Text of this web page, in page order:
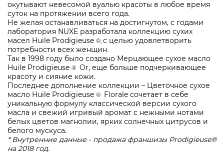
окутывают невесомой вуалью красоты в любое время
суток на протяжении всего года.
Не желая останавливаться на достигнутом, с годами
лаборатория NUXE разработала коллекцию сухих
масел Huile Prodigieuse ®, с целью удовлетворить
потребности всех женщин.
Так в 1998 году было создано Мерцающее сухое масло
Huile Prodigieuse ® Or, еще больше подчеркивающее
красоту и сияние кожи.
Последнее дополнение коллекции – Цветочное сухое
масло Huile Prodigieuse ® Florale сочетает в себе
уникальную формулу классической версии сухого
масла и свежий игривый аромат с нежными нотами
белых цветов магнолии, ярких солнечных цитрусов и
белого мускуса.
* Внутренние данные - продажа франшизы Prodigieuse®
на 2018 год.